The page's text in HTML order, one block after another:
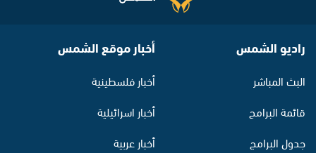
راديو الشمس
البث المباشر
قائمة البرامج
جدول البرامج
أخبار موقع الشمس
أخبار فلسطينية
أخبار اسرائيلية
أخبار عربية